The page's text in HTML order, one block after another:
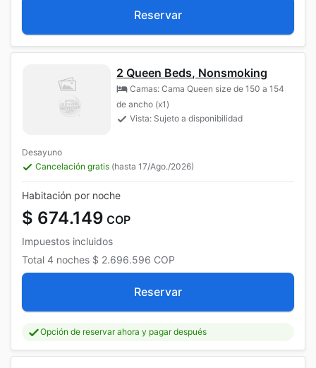
Reservar
2 Queen Beds, Nonsmoking
Camas: Cama Queen size de 150 a 154
de ancho (x1)
Vista: Sujeto a disponibilidad
Desayuno
Cancelación gratis (hasta 17/Ago./2026)
Habitación por noche
$ 674.149 COP
Impuestos incluidos
Total 4 noches $ 2.696.596 COP
Reservar
Opción de reservar ahora y pagar después